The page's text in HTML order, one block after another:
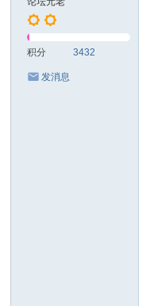
积分 3432
发消息